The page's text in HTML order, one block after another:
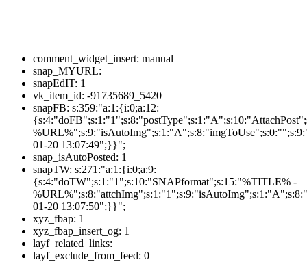
comment_widget_insert: manual
snap_MYURL:
snapEdIT: 1
vk_item_id: -91735689_5420
snapFB: s:359:"a:1:{i:0;a:12:
01-20 13:07:49";}}";
snap_isAutoPosted: 1
snapTW: s:271:"a:1:{i:0;a:9:
{s:4:"doTW";s:1:"1";s:10:"SNAPformat";s:15:"%TITLE% -
01-20 13:07:50";}}";
xyz_fbap: 1
xyz_fbap_insert_og: 1
layf_related_links:
layf_exclude_from_feed: 0